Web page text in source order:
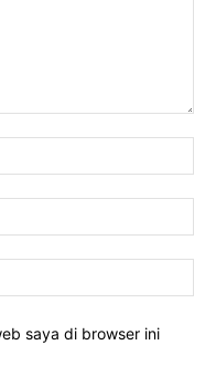
saya di browser ini